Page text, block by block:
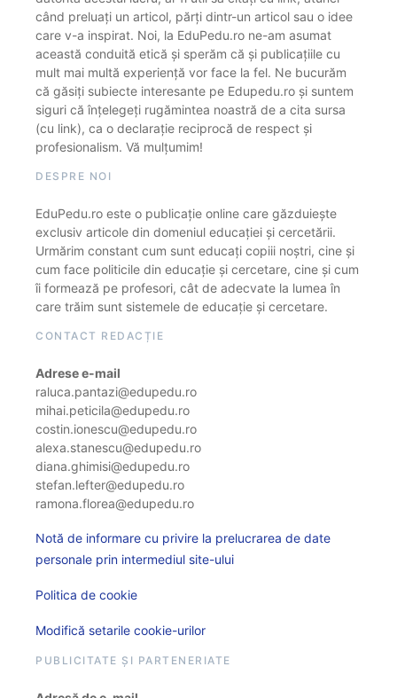
când preluați un articol, părți dintr-un articol sau o idee
care v-a inspirat. Noi, la EduPedu.ro ne-am asumat
această conduită etică și sperăm că și publicațiile cu
mult mai multă experiență vor face la fel. Ne bucurăm
că găsiți subiecte interesante pe Edupedu.ro și suntem
siguri că înțelegeți rugămintea noastră de a cita sursa
(cu link), ca o declarație reciprocă de respect și
profesionalism. Vă mulțumim!
DESPRE NOI
EduPedu.ro este o publicație online care găzduiește
exclusiv articole din domeniul educației și cercetării.
Urmărim constant cum sunt educați copiii noștri, cine și
cum face politicile din educație și cercetare, cine și cum
îi formează pe profesori, cât de adecvate la lumea în
care trăim sunt sistemele de educație și cercetare.
CONTACT REDACȚIE
Adrese e-mail
raluca.pantazi@edupedu.ro
mihai.peticila@edupedu.ro
costin.ionescu@edupedu.ro
alexa.stanescu@edupedu.ro
diana.ghimisi@edupedu.ro
stefan.lefter@edupedu.ro
ramona.florea@edupedu.ro
Notă de informare cu privire la prelucrarea de date
personale prin intermediul site-ului
Politica de cookie
Modifică setarile cookie-urilor
PUBLICITATE ȘI PARTENERIATE